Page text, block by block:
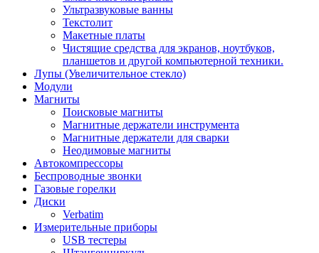
Ультразвуковые ванны
Текстолит
Макетные платы
Чистящие средства для экранов, ноутбуков,
планшетов и другой компьютерной техники.
Лупы (Увеличительное стекло)
Модули
Магниты
Поисковые магниты
Магнитные держатели инструмента
Магнитные держатели для сварки
Неодимовые магниты
Автокомпрессоры
Беспроводные звонки
Газовые горелки
Диски
Verbatim
Измерительные приборы
USB тестеры